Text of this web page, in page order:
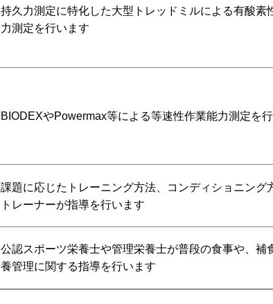
持久力測定に特化した大型トレッドミルによる有酸素
力測定を行います
BIODEXやPowermax等による等速性作業能力測定を
課題に応じたトレーニング方法、コンディショニング
トレーナーが指導を行います
公認スポーツ栄養士や管理栄養士が普段の食事や、補
養管理に関する指導を行います